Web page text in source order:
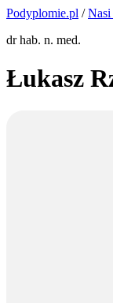
Podyplomie.pl /Nasi
dr hab. n. med.
Łukasz